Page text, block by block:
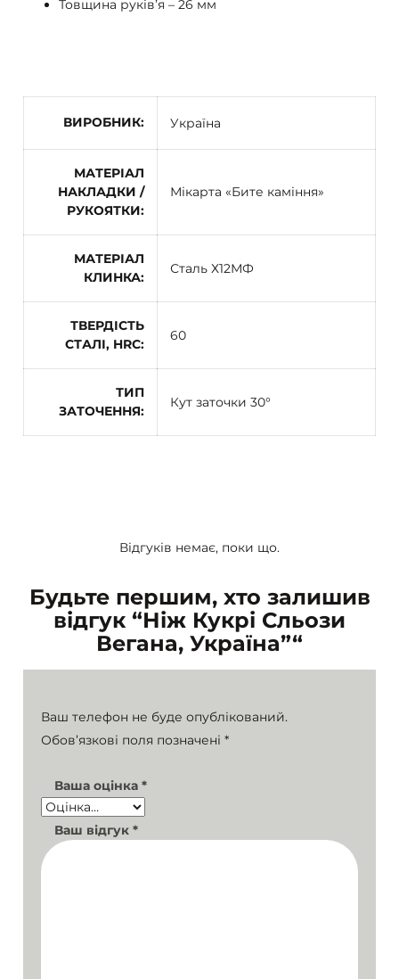
Товщина руківʼя – 26 мм
ВИРОБНИК Україна
МАТЕРІАЛ
НАКЛАДКИ /
РУКОЯТКИ
Мікарта «Бите каміння»
МАТЕРІАЛ
КЛИНКА
Сталь Х12МФ
ТВЕРДІСТЬ
СТАЛІ, HRC
60
ТИП
ЗАТОЧЕННЯ
Кут заточки 30°
Відгуків немає, поки що.
Будьте першим, хто залишив
відгук “Ніж Кукрі Сльози
Вегана, Україна”“
Ваш телефон не буде опублікований.
Обов’язкові поля позначені *
Ваша оцінка *
Ваш відгук *